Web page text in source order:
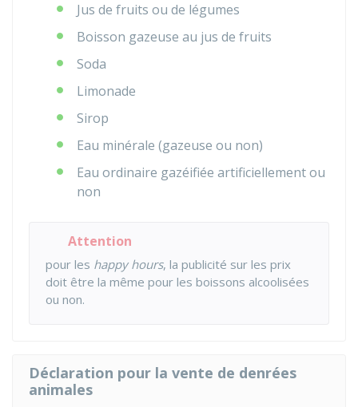
Jus de fruits ou de légumes
Boisson gazeuse au jus de fruits
Soda
Limonade
Sirop
Eau minérale (gazeuse ou non)
Eau ordinaire gazéifiée artificiellement ou
non
Attention
pour les happy hours, la publicité sur les prix
doit être la même pour les boissons alcoolisées
ou non.
Déclaration pour la vente de denrées
animales